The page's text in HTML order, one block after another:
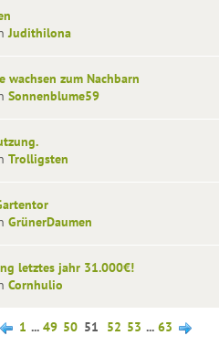
Judithilona
wachsen zum Nachbarn
Sonnenblume59
Trolligsten
GrünerDaumen
letztes jahr 31.000€!
Cornhulio
1 ... 49 50 51 52 53 ... 63